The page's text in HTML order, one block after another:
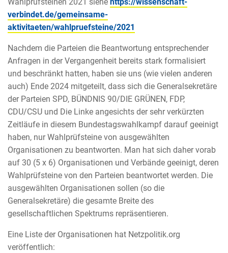
verbindet.de/gemeinsame-
aktivitaeten/wahlpruefsteine/2021
Nachdem die Parteien die Beantwortung entsprechender
Anfragen in der Vergangenheit bereits stark formalisiert
und beschränkt hatten, haben sie uns (wie vielen anderen
auch) Ende 2024 mitgeteilt, dass sich die Generalsekretäre
der Parteien SPD, BÜNDNIS 90/DIE GRÜNEN, FDP,
CDU/CSU und Die Linke angesichts der sehr verkürzten
Zeitläufe in diesem Bundestagswahlkampf darauf geeinigt
haben, nur Wahlprüfsteine von ausgewählten
Organisationen zu beantworten. Man hat sich daher vorab
auf 30 (5 x 6) Organisationen und Verbände geeinigt, deren
Wahlprüfsteine von den Parteien beantwortet werden. Die
ausgewählten Organisationen sollen (so die
Generalsekretäre) die gesamte Breite des
gesellschaftlichen Spektrums repräsentieren.
Eine Liste der Organisationen hat Netzpolitik.org
veröffentlich: